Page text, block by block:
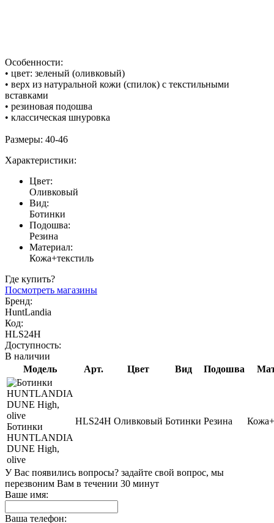
Особенности:
• цвет: зеленый (оливковый)
• верх из натуральной кожи (спилок) с текстильными
вставками
• резиновая подошва
• классическая шнуровка
Размеры: 40-46
Характеристики:
Цвет:
Оливковый
Вид:
Ботинки
Подошва:
Резина
Материал:
Кожа+текстиль
Где купить?
Посмотреть магазины
Бренд:
HuntLandia
Код:
HLS24H
Доступность:
В наличии
Модель
Арт. Цвет Вид Подошва
Ботинки
HUNTLANDIA
DUNE High,
olive
HLS24H Оливковый Ботинки Резина
У Вас появились вопросы? задайте свой вопрос, мы
перезвоним Вам в течении 30 минут
Ваше имя:
Ваша телефон: